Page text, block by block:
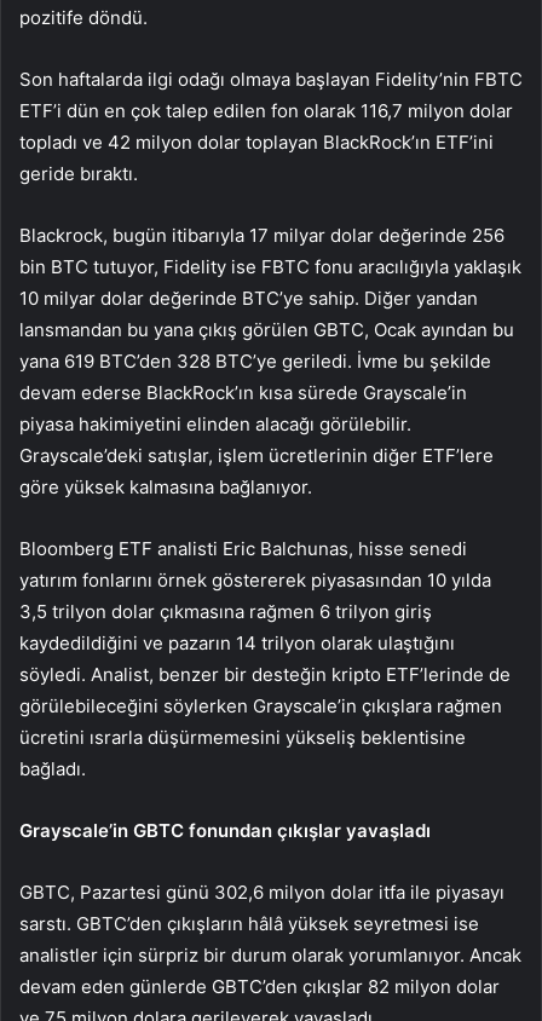
pozitife döndü.
Son haftalarda ilgi odağı olmaya başlayan Fidelity’nin FBTC
ETF’i dün en çok talep edilen fon olarak 116,7 milyon dolar
topladı ve 42 milyon dolar toplayan BlackRock’ın ETF’ini
geride bıraktı.
Blackrock, bugün itibarıyla 17 milyar dolar değerinde 256
bin BTC tutuyor, Fidelity ise FBTC fonu aracılığıyla yaklaşık
10 milyar dolar değerinde BTC’ye sahip. Diğer yandan
lansmandan bu yana çıkış görülen GBTC, Ocak ayından bu
yana 619 BTC’den 328 BTC’ye geriledi. İvme bu şekilde
devam ederse BlackRock’ın kısa sürede Grayscale’in
piyasa hakimiyetini elinden alacağı görülebilir.
Grayscale’deki satışlar, işlem ücretlerinin diğer ETF’lere
göre yüksek kalmasına bağlanıyor.
Bloomberg ETF analisti Eric Balchunas, hisse senedi
yatırım fonlarını örnek göstererek piyasasından 10 yılda
3,5 trilyon dolar çıkmasına rağmen 6 trilyon giriş
kaydedildiğini ve pazarın 14 trilyon olarak ulaştığını
söyledi. Analist, benzer bir desteğin kripto ETF’lerinde de
görülebileceğini söylerken Grayscale’in çıkışlara rağmen
ücretini ısrarla düşürmemesini yükseliş beklentisine
bağladı.
Grayscale’in GBTC fonundan çıkışlar yavaşladı
GBTC, Pazartesi günü 302,6 milyon dolar itfa ile piyasayı
sarstı. GBTC’den çıkışların hâlâ yüksek seyretmesi ise
analistler için sürpriz bir durum olarak yorumlanıyor. Ancak
devam eden günlerde GBTC’den çıkışlar 82 milyon dolar